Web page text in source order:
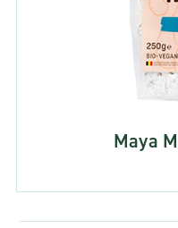
Maya